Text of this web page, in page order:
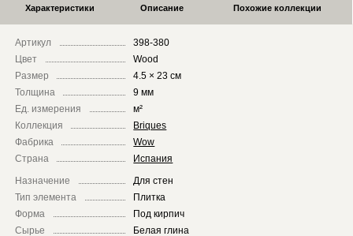
Характеристики Описание Похожие коллекции
Артикул
398-380
Цвет
Wood
Размер
4.5 × 23 см
Толщина
9 мм
Ед. измерения
м²
Коллекция
Briques
Фабрика
Wow
Страна
Испания
Назначение
Для стен
Тип элемента
Плитка
Форма
Под кирпич
Сырье
Белая глина